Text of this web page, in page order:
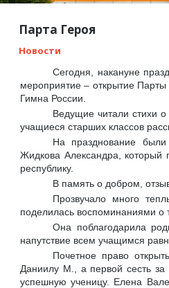
Парта Героя
Новости
Сегодня, накануне
мероприятие – открытие
Гимна России.
Ведущие читали стихи о
учащиеся старших классов
На празднование
Жидкова Александра, который
республику.
В память о добром,
Прозвучало много
поделилась воспоминаниями о
Она поблагодарила
напутствие всем учащимся
Почетное право
Даниилу М., а первой сесть за
успешную ученицу. Елена